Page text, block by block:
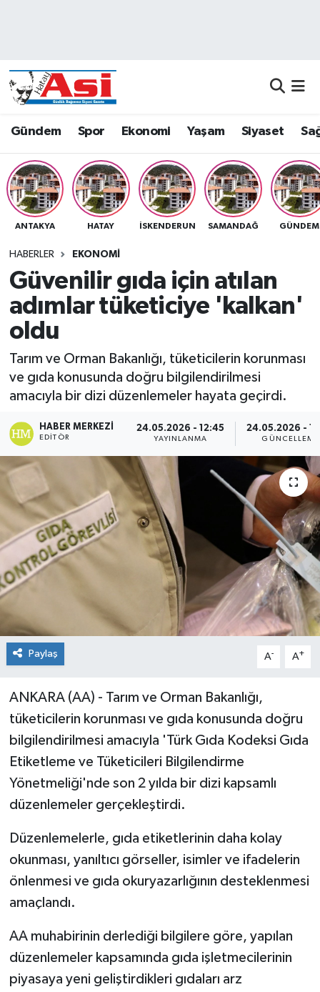
Gündem Spor Ekonomi Yaşam Siyaset
ANTAKYA HATAY İSKENDERUN SAMANDAĞ GÜNDEM
HABERLER EKONOMI
Güvenilir gıda için atılan
adımlar tüketiciye 'kalkan'
oldu
Tarım ve Orman Bakanlığı, tüketicilerin korunması
ve gıda konusunda doğru bilgilendirilmesi
amacıyla bir dizi düzenlemeler hayata geçirdi.
HABER MERKEZI
EDITÖR
24.05.2026 - 12:45
YAYINLANMA
24.05.2026 -
GÜNCELLEME
Paylaş A- A+
ANKARA (AA) - Tarım ve Orman Bakanlığı,
tüketicilerin korunması ve gıda konusunda doğru
bilgilendirilmesi amacıyla 'Türk Gıda Kodeksi Gıda
Etiketleme ve Tüketicileri Bilgilendirme
Yönetmeliği'nde son 2 yılda bir dizi kapsamlı
düzenlemeler gerçekleştirdi.
Düzenlemelerle, gıda etiketlerinin daha kolay
okunması, yanıltıcı görseller, isimler ve ifadelerin
önlenmesi ve gıda okuryazarlığının desteklenmesi
amaçlandı.
AA muhabirinin derlediği bilgilere göre, yapılan
düzenlemeler kapsamında gıda işletmecilerinin
piyasaya yeni geliştirdikleri gıdaları arz
Dünya
Eğitim
Ekonomi
Gündem
Sağlık
Siyaset
Teknoloji
Hava Durumu
Namaz Vakitleri
Trafik Durumu
Süper Lig Puan Durumu ve Fikstür
Son Dakika Haberleri
Haber Arşivi